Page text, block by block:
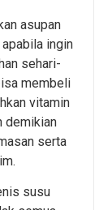
asupan
ingin
sehari-
membeli
vitamin
demikian
serta
susu